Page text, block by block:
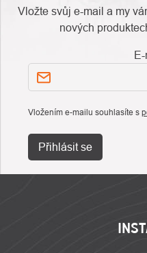
Vložte svůj e-mail a my
nových
E-
Vložením e-mailu souhlasíte s
Přihlásit se